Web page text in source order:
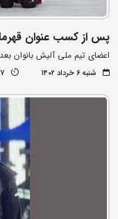
پس از کسب عنوان
اعضای تیم ملی آلیش بانوان
شنبه ۶ خرداد ۱۴۰۲